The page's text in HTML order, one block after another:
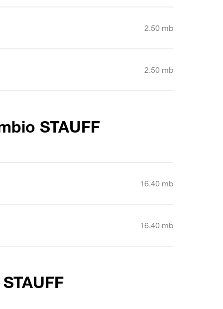
2.50 mb
2.50 mb
STAUFF
16.40 mb
16.40 mb